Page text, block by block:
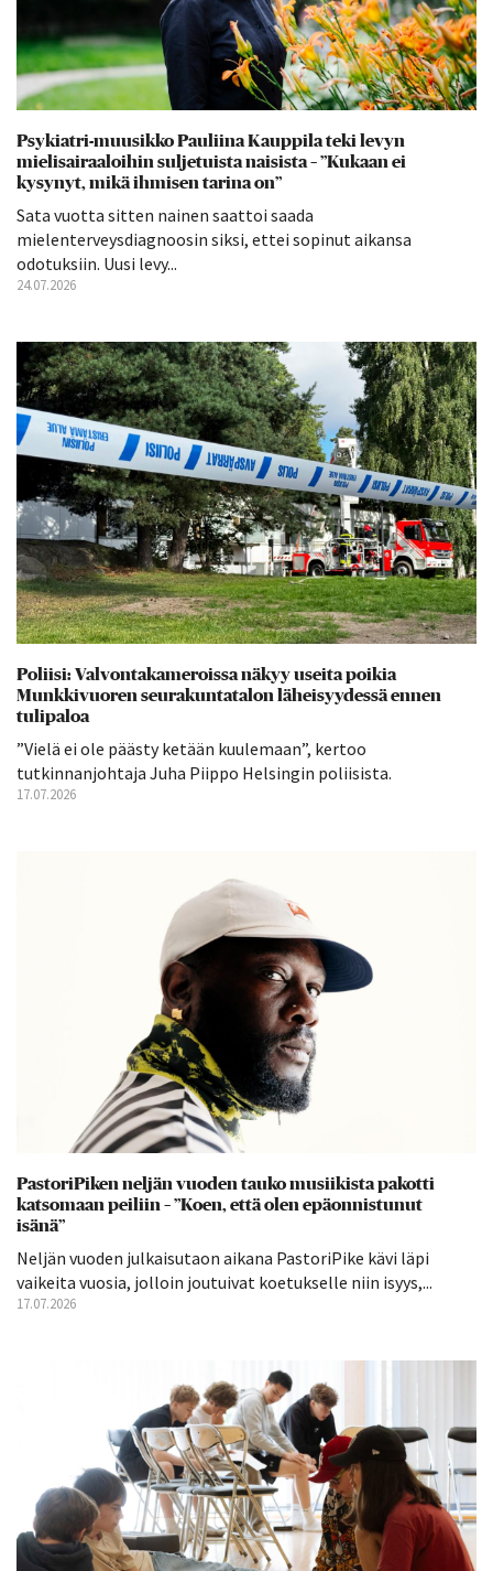
Psykiatri-muusikko Pauliina Kauppila teki levyn
mielisairaaloihin suljetuista naisista – ”Kukaan ei
kysynyt, mikä ihmisen tarina on”
Sata vuotta sitten nainen saattoi saada
mielenterveysdiagnoosin siksi, ettei sopinut aikansa
odotuksiin. Uusi levy...
24.07.2026
Poliisi: Valvontakameroissa näkyy useita poikia
Munkkivuoren seurakuntatalon läheisyydessä ennen
tulipaloa
”Vielä ei ole päästy ketään kuulemaan”, kertoo
tutkinnanjohtaja Juha Piippo Helsingin poliisista.
17.07.2026
PastoriPiken neljän vuoden tauko musiikista pakotti
katsomaan peiliin – ”Koen, että olen epäonnistunut
isänä”
Neljän vuoden julkaisutaon aikana PastoriPike kävi läpi
vaikeita vuosia, jolloin joutuivat koetukselle niin isyys,...
17.07.2026